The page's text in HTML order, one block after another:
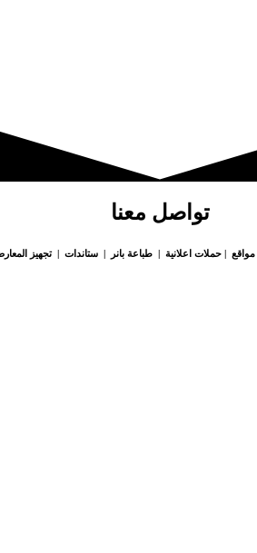
تواصل معنا
| حملات اعلانية | طباعة بانر | ستاندات | تجهيز